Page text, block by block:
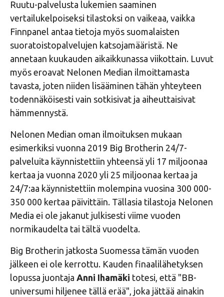
Ruutu-palvelusta lukemien saaminen
vertailukelpoiseksi tilastoksi on vaikeaa, vaikka
Finnpanel antaa tietoja myös suomalaisten
suoratoistopalvelujen katsojamääristä. Ne
annetaan kuukauden aikaikkunassa viikottain. Luvut
myös eroavat Nelonen Median ilmoittamasta
tavasta, joten niiden lisääminen tähän yhteyteen
todennäköisesti vain sotkisivat ja aiheuttaisivat
hämmennystä.
Nelonen Median oman ilmoituksen mukaan
esimerkiksi vuonna 2019 Big Brotherin 24/7-
palveluita käynnistettiin yhteensä yli 17 miljoonaa
kertaa ja vuonna 2020 yli 25 miljoonaa kertaa ja
24/7:aa käynnistettiin molempina vuosina 300 000-
350 000 kertaa päivittäin. Tällasia tilastoja Nelonen
Media ei ole jakanut julkisesti viime vuoden
normikaudelta tai tältä vuodelta.
Big Brotherin jatkosta Suomessa tämän vuoden
jälkeen ei ole kerrottu. Kauden finaalilähetyksen
lopussa juontaja Anni Ihamäki totesi, että "BB-
universumi hiljenee tällä erää", joka jättää ainakin